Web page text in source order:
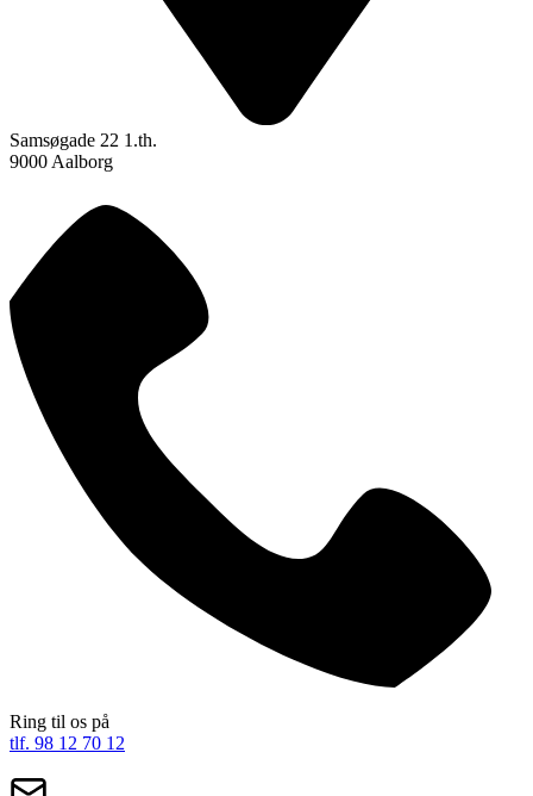
Samsøgade 22 1.th.
9000 Aalborg
Ring til os på
tlf. 98 12 70 12